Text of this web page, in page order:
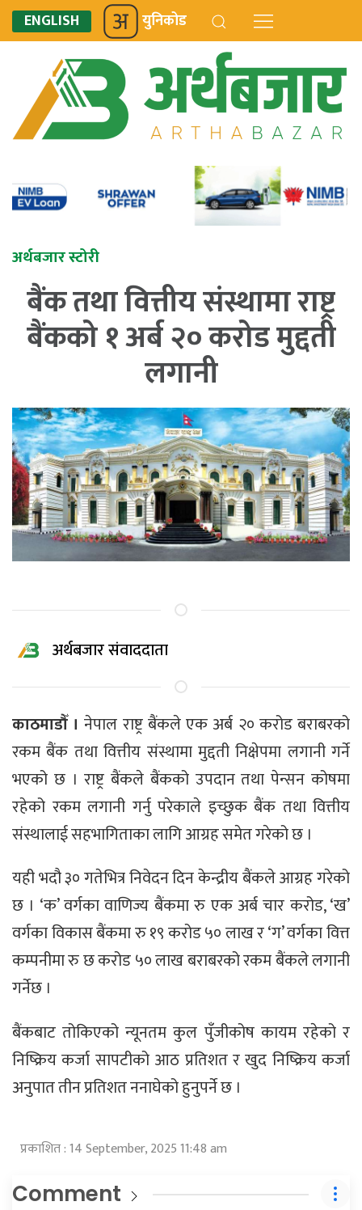
ENGLISH युनिकोड
अर्थबजार स्टोरी
बैंक तथा वित्तीय संस्थामा राष्ट्र
बैंकको १ अर्ब २० करोड मुद्दती
लगानी
अर्थबजार संवाददाता
काठमाडौँ । नेपाल राष्ट्र बैंकले एक अर्ब २० करोड बराबरको
रकम बैंक तथा वित्तीय संस्थामा मुद्दती निक्षेपमा लगानी गर्ने
भएको छ । राष्ट्र बैंकले बैंकको उपदान तथा पेन्सन कोषमा
रहेको रकम लगानी गर्नु परेकाले इच्छुक बैंक तथा वित्तीय
संस्थालाई सहभागिताका लागि आग्रह समेत गरेको छ ।
यही भदौ ३० गतेभित्र निवेदन दिन केन्द्रीय बैंकले आग्रह गरेको
छ । ‘क’ वर्गका वाणिज्य बैंकमा रु एक अर्ब चार करोड, ‘ख’
वर्गका विकास बैंकमा रु १९ करोड ५० लाख र ‘ग’ वर्गका वित्त
कम्पनीमा रु छ करोड ५० लाख बराबरको रकम बैंकले लगानी
गर्नेछ ।
बैंकबाट तोकिएको न्यूनतम कुल पुँजीकोष कायम रहेको र
निष्क्रिय कर्जा सापटीको आठ प्रतिशत र खुद निष्क्रिय कर्जा
अनुपात तीन प्रतिशत ननाघेको हुनुपर्ने छ ।
प्रकाशित : 14 September, 2025 11:48 am
Comment